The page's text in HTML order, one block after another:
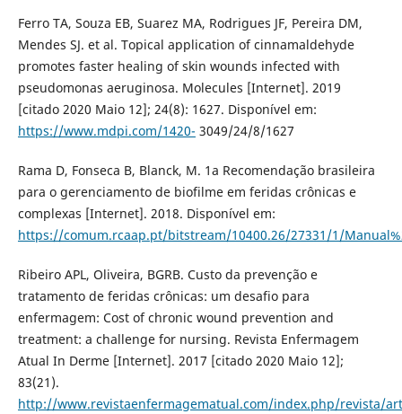
Ferro TA, Souza EB, Suarez MA, Rodrigues JF, Pereira DM,
Mendes SJ. et al. Topical application of cinnamaldehyde
promotes faster healing of skin wounds infected with
pseudomonas aeruginosa. Molecules [Internet]. 2019
[citado 2020 Maio 12]; 24(8): 1627. Disponível em:
https://www.mdpi.com/1420- 3049/24/8/1627
Rama D, Fonseca B, Blanck, M. 1a Recomendação brasileira
para o gerenciamento de biofilme em feridas crônicas e
complexas [Internet]. 2018. Disponível em:
https://comum.rcaap.pt/bitstream/10400.26/27331/1/
Ribeiro APL, Oliveira, BGRB. Custo da prevenção e
tratamento de feridas crônicas: um desafio para
enfermagem: Cost of chronic wound prevention and
treatment: a challenge for nursing. Revista Enfermagem
Atual In Derme [Internet]. 2017 [citado 2020 Maio 12];
83(21).
http://www.revistaenfermagematual.com/index.php/revista/